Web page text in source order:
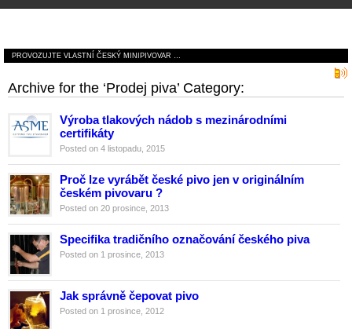
PROVOZUJTE VLASTNÍ ČESKÝ MINIPIVOVAR …
Archive for the ‘Prodej piva’ Category:
Výroba tlakových nádob s mezinárodními
certifikáty
Posted on 4 listopadu, 2015
Proč lze vyrábět české pivo jen v originálním
českém pivovaru ?
Posted on 20 prosince, 2013
Specifika tradičního označování českého piva
Posted on 1 prosince, 2013
Jak správně čepovat pivo
Posted on 1 prosince, 2012